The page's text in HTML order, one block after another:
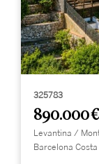
325783
890.000 €
Levantina /
Barcelona